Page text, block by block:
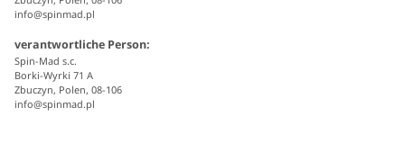
info@spinmad.pl
verantwortliche Person:
Spin-Mad s.c.
Borki-Wyrki 71 A
Zbuczyn, Polen, 08-106
info@spinmad.pl